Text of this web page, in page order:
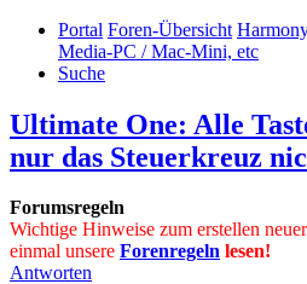
Portal Foren-Übersicht
Media-PC / Mac-Mini, etc
Suche
Ultimate One: Alle
nur das Steuerkreuz
Forumsregeln
Wichtige Hinweise zum erstellen
einmal unsere Forenregeln lesen!
Antworten